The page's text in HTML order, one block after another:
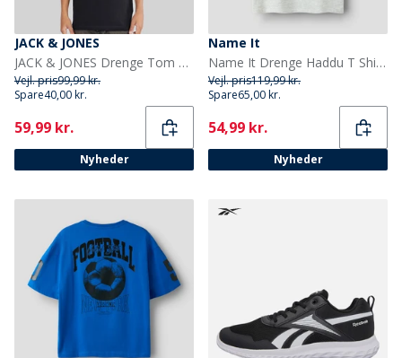
JACK & JONES
JACK & JONES Drenge Tom T-shirt Sort
Vejl. pris99,99 kr.
Spare40,00 kr.
Current
59,99 kr.
Nyheder
Name It
Name It Drenge Haddu T Shirt Light Grey Melange
Vejl. pris119,99 kr.
Spare65,00 kr.
Current
54,99 kr.
Nyheder